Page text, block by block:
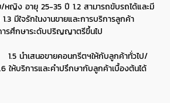
ญิง อายุ 25-35 ปี 1.2 สามารถขับรถได้และมี
มีใจรักในงานขายและการบริการลูกค้า
ารศึกษาระดับปริญญาตรีขึ้นไป
นำเสนอขายคอนกรีตฯให้กับลูกค้าทั่วไป/
ให้บริการและคำปรึกษากับลูกค้าเบื้องต้นได้